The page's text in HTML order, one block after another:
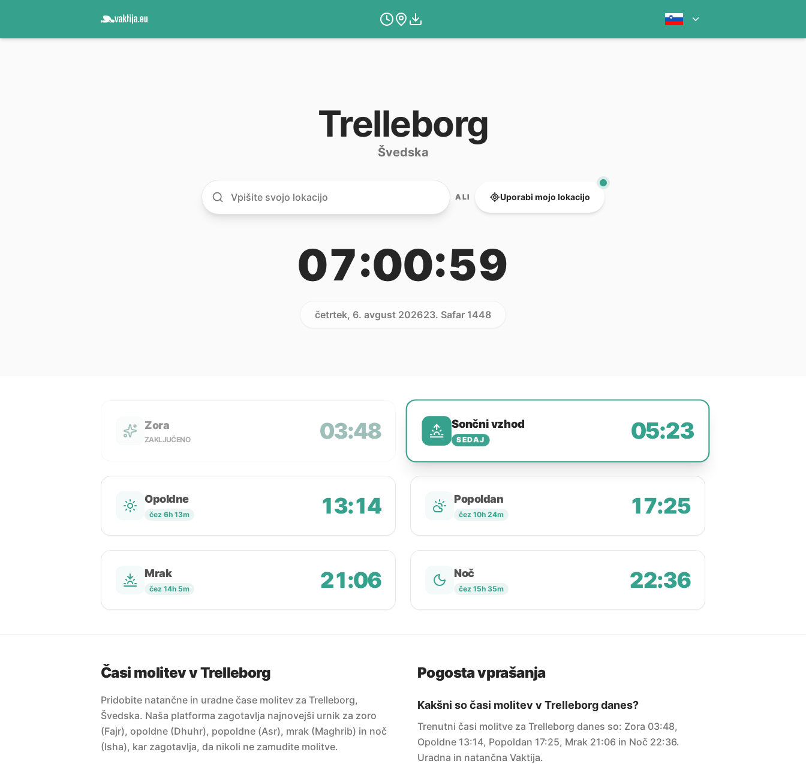
Trelleborg
Švedska
ALI Uporabi mojo lokacijo
07:00:59
četrtek, 6. avgust 202623. Safar 1448
Zora
ZAKLJUČENO 03:48 Sončni vzhod
SEDAJ 05:23
Opoldne
čez 6h 13m 13:14 Popoldan
čez 10h 24m 17:25
Mrak
čez 14h 5m 21:06 Noč
čez 15h 35m 22:36
Časi molitev v Trelleborg
Pridobite natančne in uradne čase molitev za Trelleborg,
Švedska. Naša platforma zagotavlja najnovejši urnik za zoro
(Fajr), opoldne (Dhuhr), popoldne (Asr), mrak (Maghrib) in noč
(Isha), kar zagotavlja, da nikoli ne zamudite molitve.
Pogosta vprašanja
Kakšni so časi molitev v Trelleborg danes?
Trenutni časi molitve za Trelleborg danes so: Zora 03:48,
Opoldne 13:14, Popoldan 17:25, Mrak 21:06 in Noč 22:36.
Uradna in natančna Vaktija.